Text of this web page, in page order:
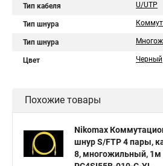
Тип кабеля U/UTP
Тип шнура
Тип шнура
Цвет Черный
Похожие товары
Nikomax
шнур S/FTP 4 пары,
8, многожильный, 1м